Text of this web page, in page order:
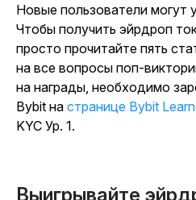
Новые пользователи могут
Чтобы получить эйрдроп
просто прочитайте пять
на все вопросы поп-
на награды, необходимо
Bybit на странице Bybit Learn
KYC Ур. 1.
Выигрывайте